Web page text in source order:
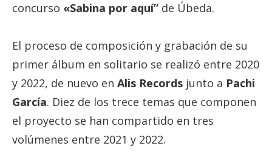
concurso «Sabina por aquí” de Úbeda.
El proceso de composición y grabación de su
primer álbum en solitario se realizó entre 2020
y 2022, de nuevo en Alis Records junto a Pachi
García. Diez de los trece temas que componen
el proyecto se han compartido en tres
volúmenes entre 2021 y 2022.